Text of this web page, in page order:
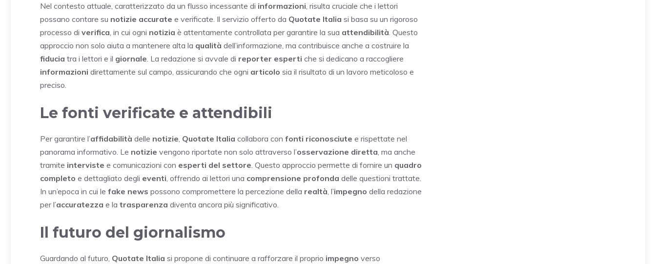
Nel contesto attuale, caratterizzato da un flusso incessante di informazioni , risulta cruciale che i lettori
possano contare su notizie accurate e verificate. Il servizio offerto da Quotate Italia si basa su un rigoroso
processo di verifica , in cui ogni notizia è attentamente controllata per garantire la sua attendibilità . Questo
approccio non solo aiuta a mantenere alta la qualità dell’informazione, ma contribuisce anche a costruire la
fiducia tra i lettori e il giornale . La redazione si avvale di reporter esperti che si dedicano a raccogliere
informazioni direttamente sul campo, assicurando che ogni articolo sia il risultato di un lavoro meticoloso e
preciso.
Le fonti verificate e attendibili
Per garantire l’affidabilità delle notizie Quotate Italia collabora con fonti riconosciute e rispettate nel
panorama informativo. Le notizie vengono riportate non solo attraverso l’osservazione diretta , ma anche
tramite interviste e comunicazioni con esperti del settore . Questo approccio permette di fornire un quadro
completo e dettagliato degli eventi , offrendo ai lettori una comprensione profonda delle questioni trattate.
In un’epoca in cui le fake news possono compromettere la percezione della realtà , l’impegno della redazione
per l’accuratezza e la trasparenza diventa ancora più significativo.
Il futuro del giornalismo
Guardando al futuro, Quotate Italia si propone di continuare a rafforzare il proprio impegno verso